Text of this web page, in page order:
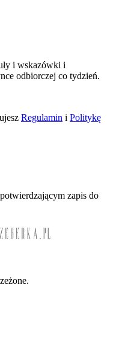
i wskazówki i
odbiorczej co tydzień.
Regulamin i Politykę
zapis do